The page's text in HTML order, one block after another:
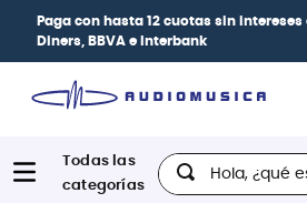
Paga con hasta 12 cuotas sin intereses
Diners, BBVA e Interbank
Hola, ¿qué estas